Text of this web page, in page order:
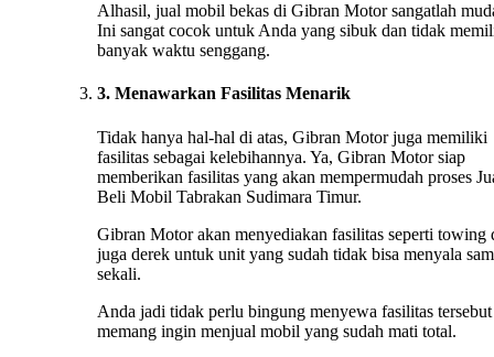
Alhasil, jual mobil bekas di Gibran Motor sangatlah
Ini sangat cocok untuk Anda yang sibuk dan tidak
banyak waktu senggang.
3. Menawarkan Fasilitas Menarik
Tidak hanya hal-hal di atas, Gibran Motor juga memiliki
fasilitas sebagai kelebihannya. Ya, Gibran Motor siap
memberikan fasilitas yang akan mempermudah proses
Beli Mobil Tabrakan Sudimara Timur.
Gibran Motor akan menyediakan fasilitas seperti towing
juga derek untuk unit yang sudah tidak bisa menyala
sekali.
Anda jadi tidak perlu bingung menyewa fasilitas
memang ingin menjual mobil yang sudah mati total.